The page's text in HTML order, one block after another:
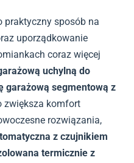
praktyczny sposób na
uporządkowanie
coraz więcej
uchylną do
garażową segmentową z
zwiększa komfort
rozwiązania,
z czujnikiem
termicznie z